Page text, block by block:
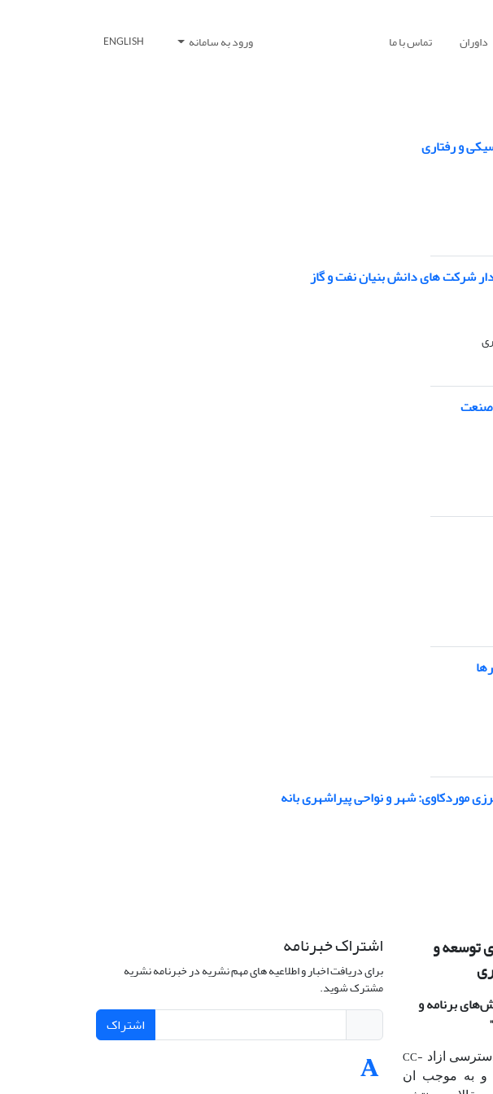
داوران تماس با ما ورود به سامانه ENGLISH
و رفتاری
شرکت های دانش بنیان نفت و گاز
صنعت
موردکاوی: شهر و نواحی پیراشهری بانه
توسعه و
برنامه و
ازاد CC-
و به موجب ان
اشتراک خبرنامه
برای دریافت اخبار و اطلاعیه های مهم نشریه در خبرنامه نشریه
مشترک شوید.
اشتراک